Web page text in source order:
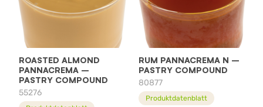
ROASTED ALMOND
PANNACREMA –
PASTRY COMPOUND
55276
RUM PANNACREMA N –
PASTRY COMPOUND
80877
Produktdatenblatt